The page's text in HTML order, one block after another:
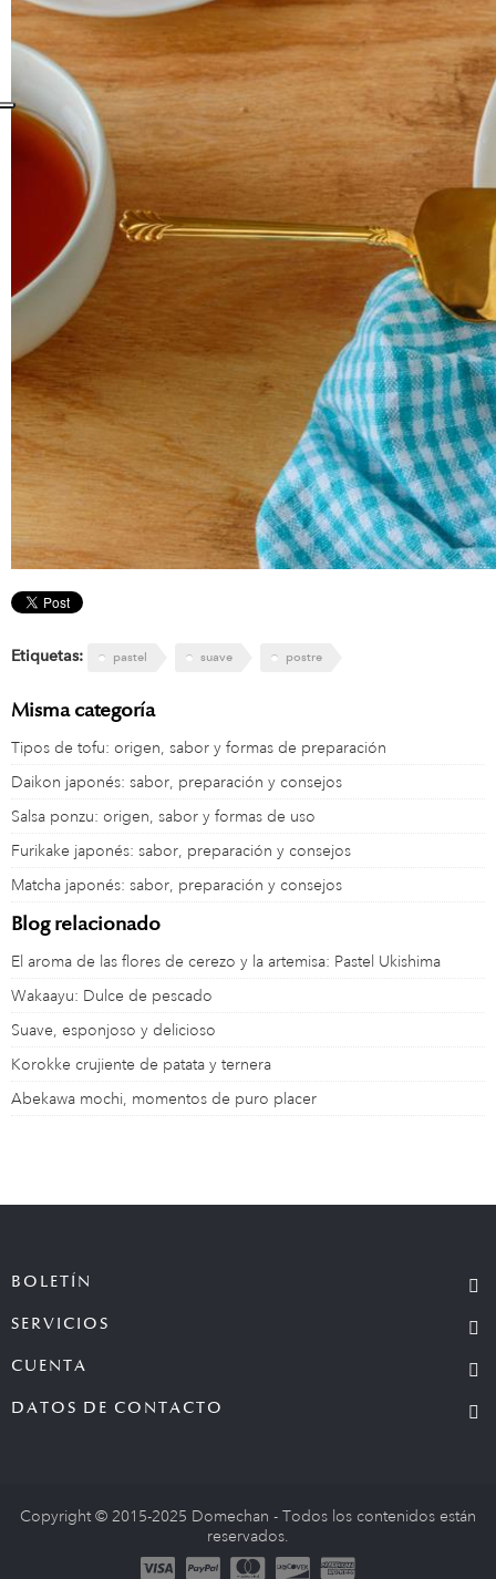
Etiquetas: pastel suave postre
Misma categoría
Tipos de tofu: origen, sabor y formas de preparación
Daikon japonés: sabor, preparación y consejos
Salsa ponzu: origen, sabor y formas de uso
Furikake japonés: sabor, preparación y consejos
Matcha japonés: sabor, preparación y consejos
Blog relacionado
El aroma de las flores de cerezo y la artemisa: Pastel Ukishima
Wakaayu: Dulce de pescado
Suave, esponjoso y delicioso
Korokke crujiente de patata y ternera
Abekawa mochi, momentos de puro placer
BOLETÍN
SERVICIOS
CUENTA
DATOS DE CONTACTO
Copyright © 2015-2025 Domechan - Todos los contenidos están
reservados.